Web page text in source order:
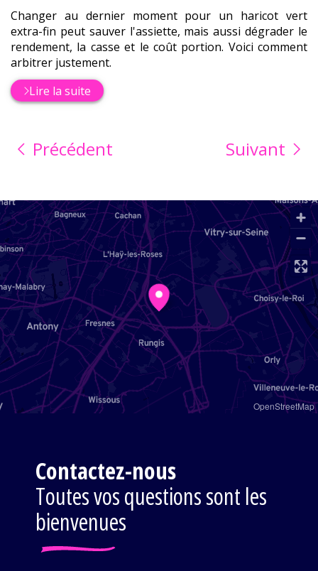
Changer au dernier moment pour un haricot vert
extra-fin peut sauver l'assiette, mais aussi dégrader le
rendement, la casse et le coût portion. Voici comment
arbitrer justement.
Lire la suite
Précédent Suivant
OpenStreetMap
Contactez-nous
Toutes vos questions sont les
bienvenues